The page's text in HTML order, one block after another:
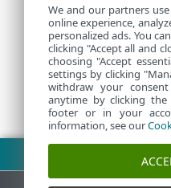
We and our partners
online experience,
personalized ads. You
clicking "Accept all and
choosing "Accept
settings by clicking
withdraw your
anytime by clicking
footer or in your
information, see our